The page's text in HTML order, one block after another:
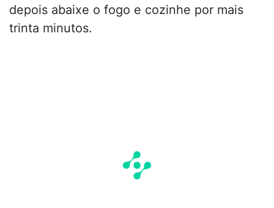
depois abaixe o fogo e cozinhe por mais
trinta minutos.